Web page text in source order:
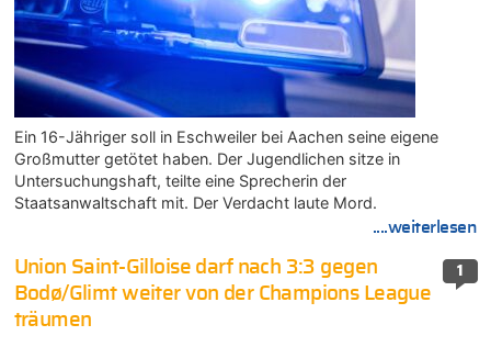
Ein 16-Jähriger soll in Eschweiler bei Aachen seine eigene
Großmutter getötet haben. Der Jugendlichen sitze in
Untersuchungshaft, teilte eine Sprecherin der
Staatsanwaltschaft mit. Der Verdacht laute Mord.
....weiterlesen
1
Union Saint-Gilloise darf nach 3:3 gegen
Bodø/Glimt weiter von der Champions League
träumen